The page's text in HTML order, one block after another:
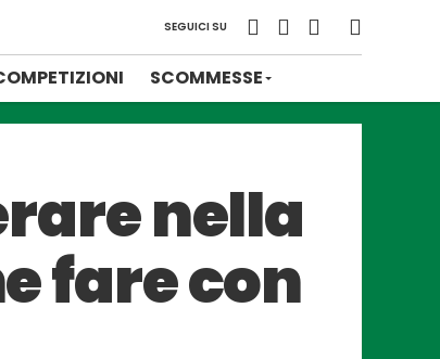
SEGUICI SU
SCOMMESSE
nella
fare con